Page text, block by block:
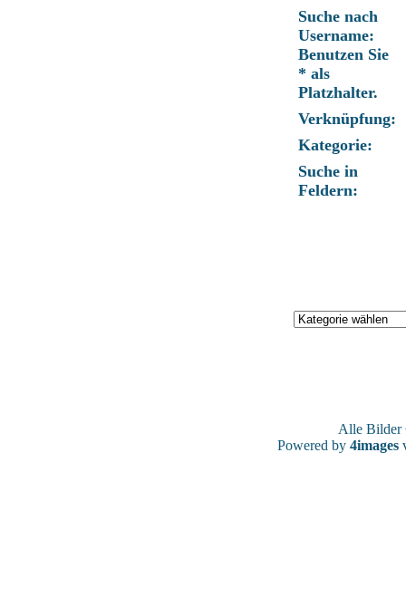
Suche nach
Username:
Benutzen Sie
* als
Platzhalter.
Verknüpfung:
Kategorie:
Suche in
Feldern:
Alle
Powered by 4images